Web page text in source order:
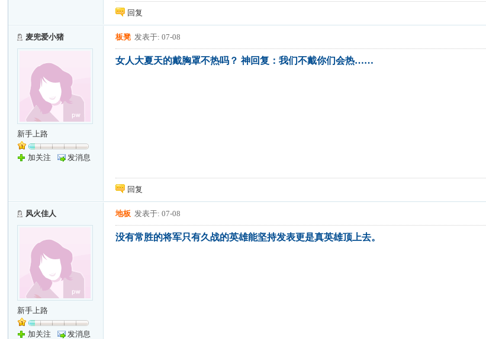
回复
麦兜爱小猪
新手上路
加关注 发消息
板凳 发表于: 07-08
女人大夏天的戴胸罩不热吗？ 神回复：我们不戴你们会热……
回复
风火佳人
新手上路
加关注 发消息
地板 发表于: 07-08
没有常胜的将军只有久战的英雄能坚持发表更是真英雄顶上去。